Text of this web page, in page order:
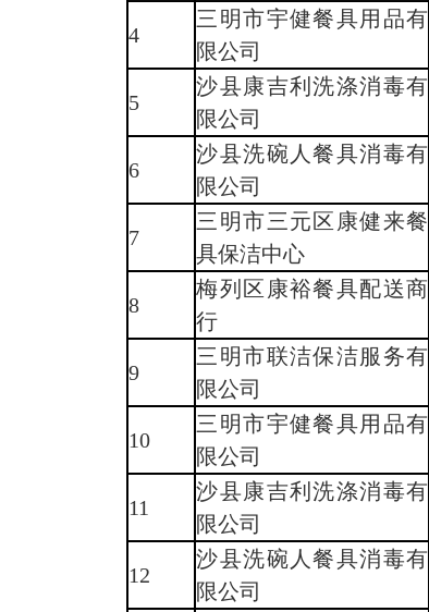
4
三明市宇健餐具用品有
限公司
5
沙县康吉利洗涤消毒有
限公司
6
沙县洗碗人餐具消毒有
限公司
7
三明市三元区康健来餐
具保洁中心
8
梅列区康裕餐具配送商
行
9
三明市联洁保洁服务有
限公司
10
三明市宇健餐具用品有
限公司
11
沙县康吉利洗涤消毒有
限公司
12
沙县洗碗人餐具消毒有
限公司